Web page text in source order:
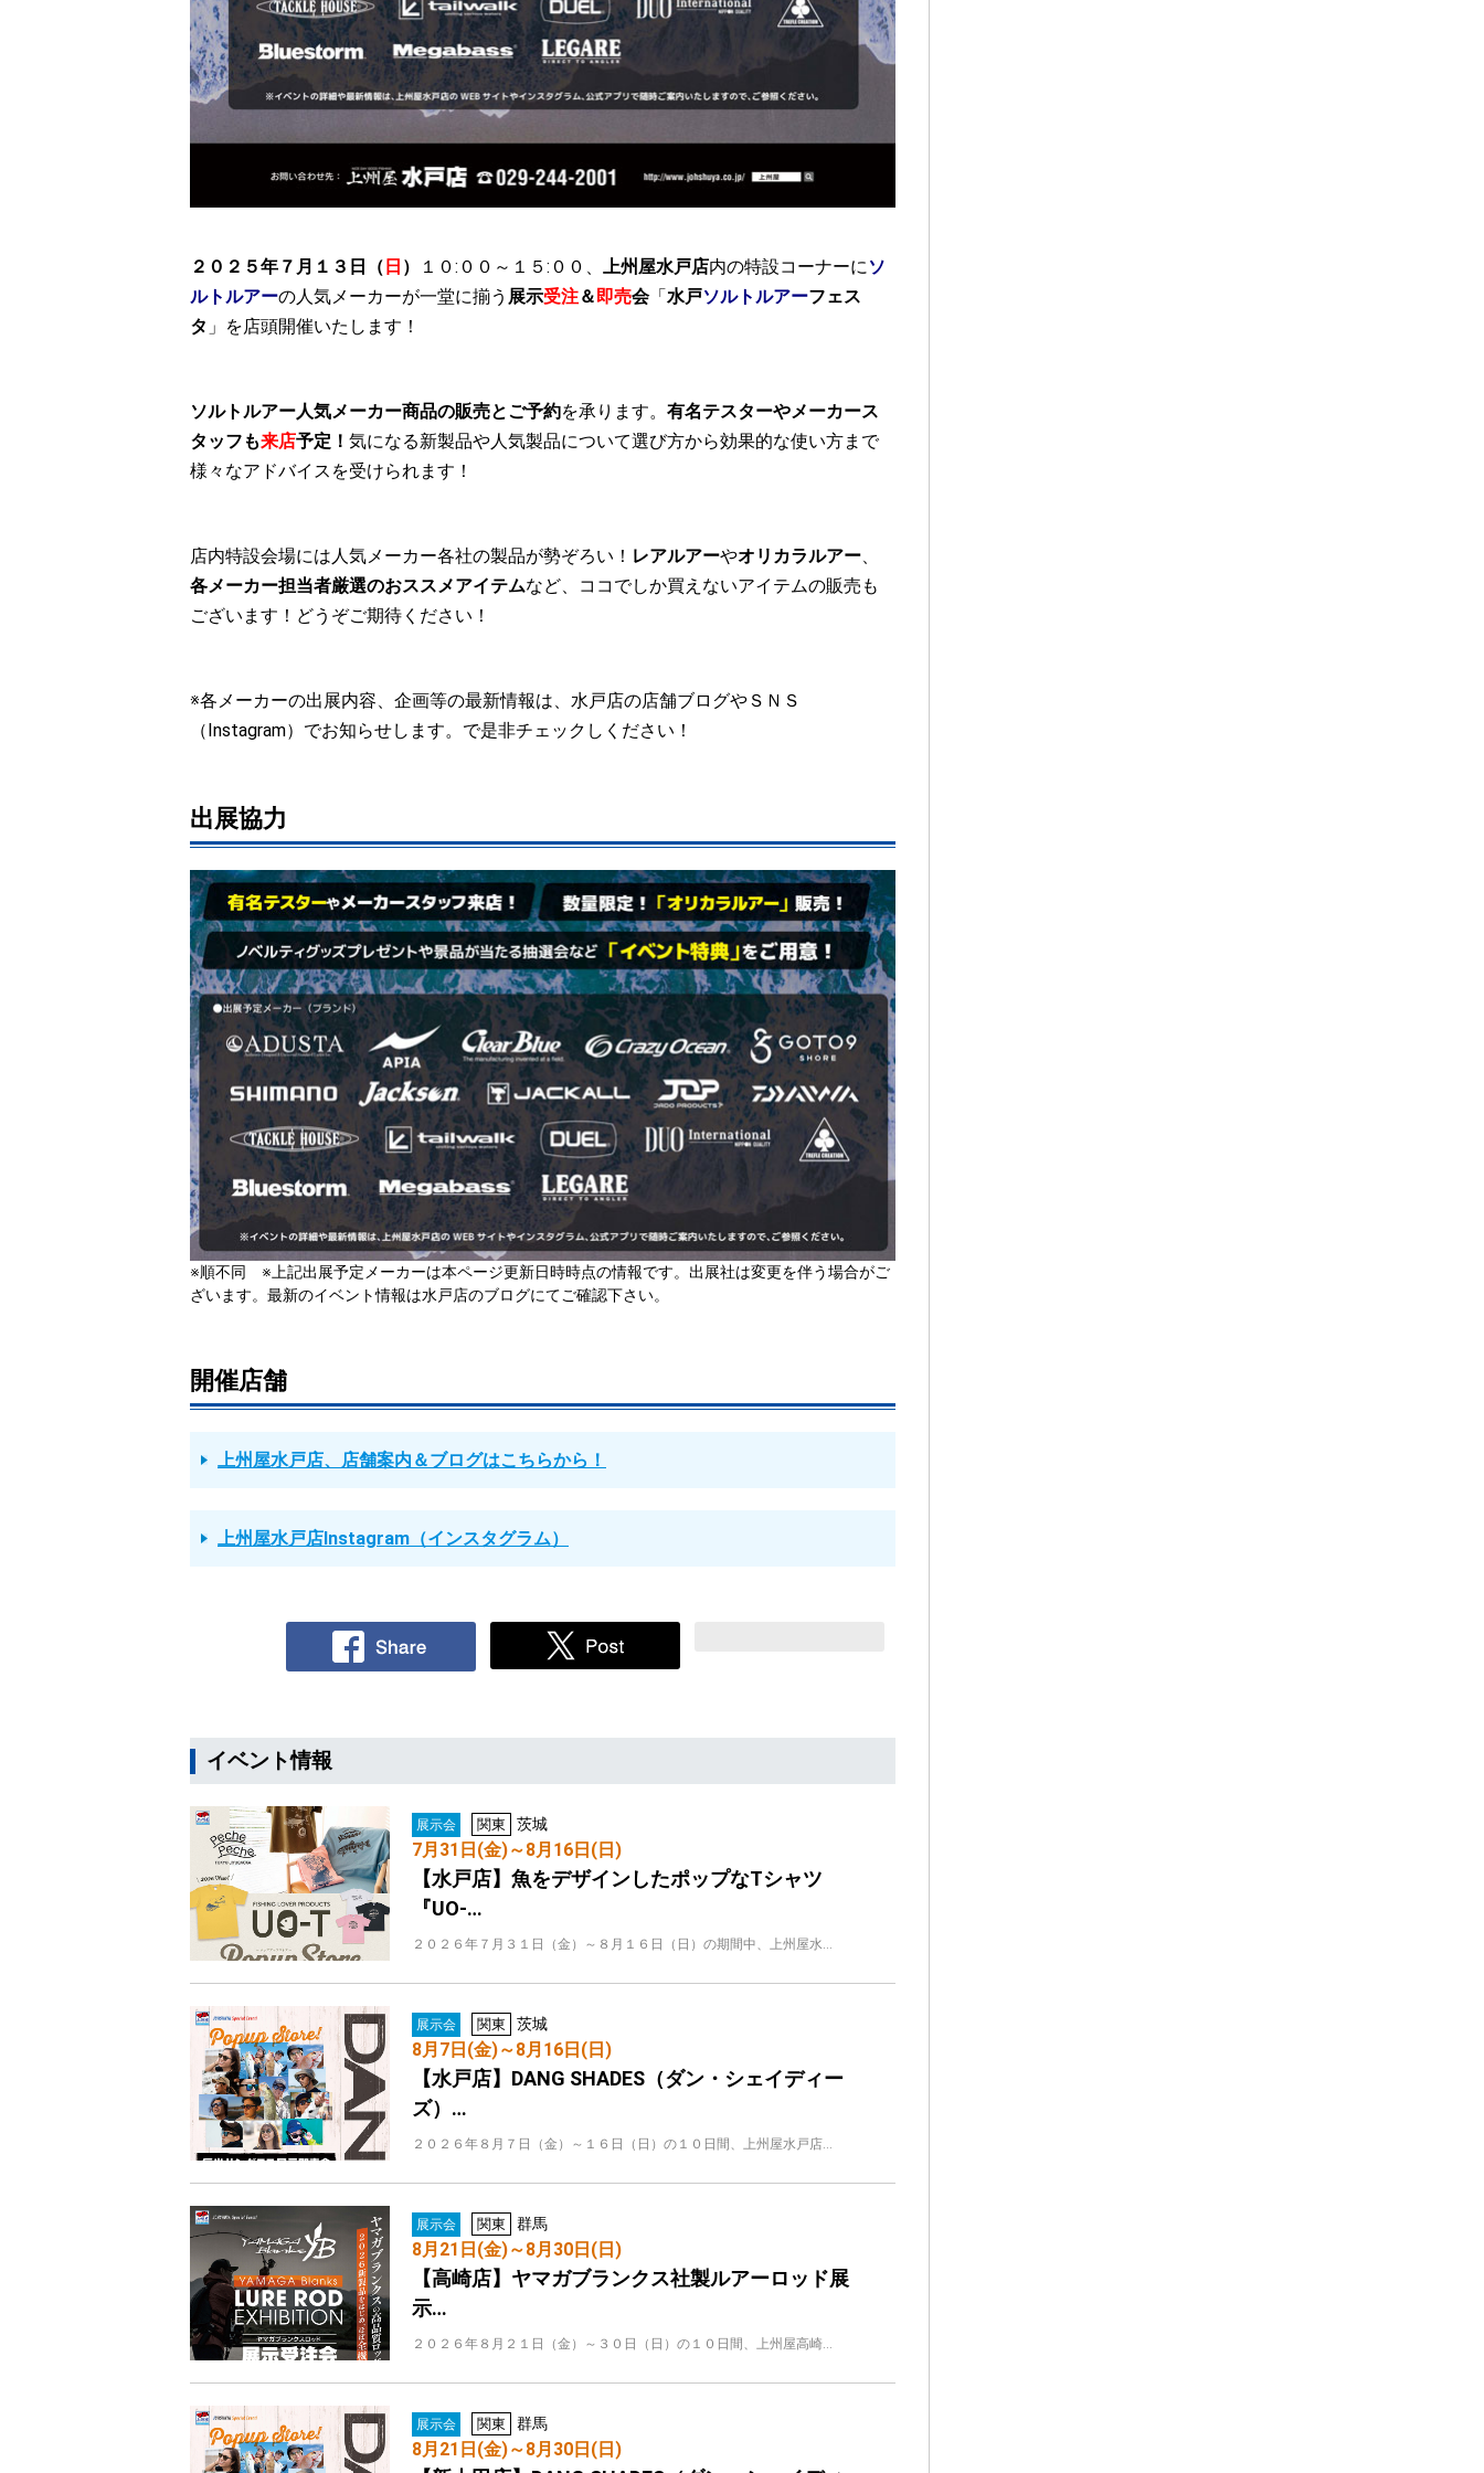
２０２５年７月１３日（ 日 ） １０:００～１５:００、 上州屋水戸店内の特設コーナーに ソ
ルトルアーの人気メーカーが一堂に揃う 展示受注＆ 即売会「水戸ソルトルアーフェス
タ 」を店頭開催いたします！
ソルトルアー人気メーカー商品の販売とご予約を承ります。 有名テスターやメーカース
タッフも来店予定！ 気になる新製品や人気製品について選び方から効果的な使い方まで
様々なアドバイスを受けられます！
店内特設会場には人気メーカー各社の製品が勢ぞろい！ レアルアーやオリカラルアー
各メーカー担当者厳選のおススメアイテムなど、ココでしか買えないアイテムの販売も
ございます！どうぞご期待ください！
※各メーカーの出展内容、企画等の最新情報は、水戸店の店舗ブログやＳＮＳ
（Instagram）でお知らせします。で是非チェックしください！
出展協力
※順不同 ※上記出展予定メーカーは本ページ更新日時時点の情報です。出展社は変更を伴う場合がご
ざいます。最新のイベント情報は水戸店のブログにてご確認下さい。
開催店舗
上州屋水戸店、店舗案内＆ブログはこちらから！
上州屋水戸店Instagram（インスタグラム）
イベント情報
展示会 関東 茨城
7月31日(金)～8月16日(日)
【水戸店】魚をデザインしたポップなTシャツ
『UO-…
２０２６年７月３１日（金）～８月１６日（日）の期間中、上州屋水…
展示会 関東 茨城
8月7日(金)～8月16日(日)
【水戸店】DANG SHADES（ダン・シェイディー
ズ）…
２０２６年８月７日（金）～１６日（日）の１０日間、上州屋水戸店…
展示会 関東 群馬
8月21日(金)～8月30日(日)
【高崎店】ヤマガブランクス社製ルアーロッド展
示…
２０２６年８月２１日（金）～３０日（日）の１０日間、上州屋高崎…
展示会 関東 群馬
8月21日(金)～8月30日(日)